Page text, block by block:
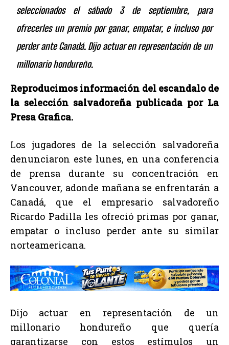
seleccionados el sábado 3 de septiembre, para
ofrecerles un premio por ganar, empatar, e incluso por
perder ante Canadá. Dijo actuar en representación de un
millonario hondureño.
Reproducimos información del escandalo de
la selección salvadoreña publicada por La
Presa Grafica.
Los jugadores de la selección salvadoreña
denunciaron este lunes, en una conferencia
de prensa durante su concentración en
Vancouver, adonde mañana se enfrentarán a
Canadá, que el empresario salvadoreño
Ricardo Padilla les ofreció primas por ganar,
empatar o incluso perder ante su similar
norteamericana.
Dijo actuar en representación de un
millonario hondureño que quería
garantizarse con estos estímulos un